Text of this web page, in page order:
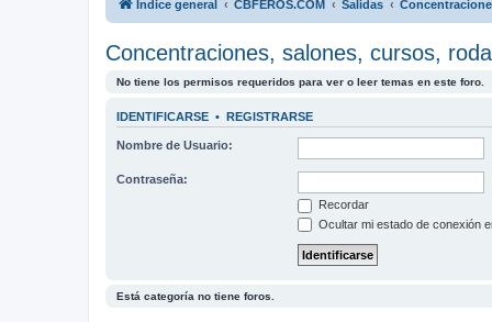
Índice general CBFEROS.COM Salidas
Concentraciones, salones, cursos,
No tiene los permisos requeridos para ver o leer temas en este foro.
IDENTIFICARSE • REGISTRARSE
Nombre de Usuario:
Contraseña:
Recordar
Ocultar mi estado de conexión
Está categoría no tiene foros.